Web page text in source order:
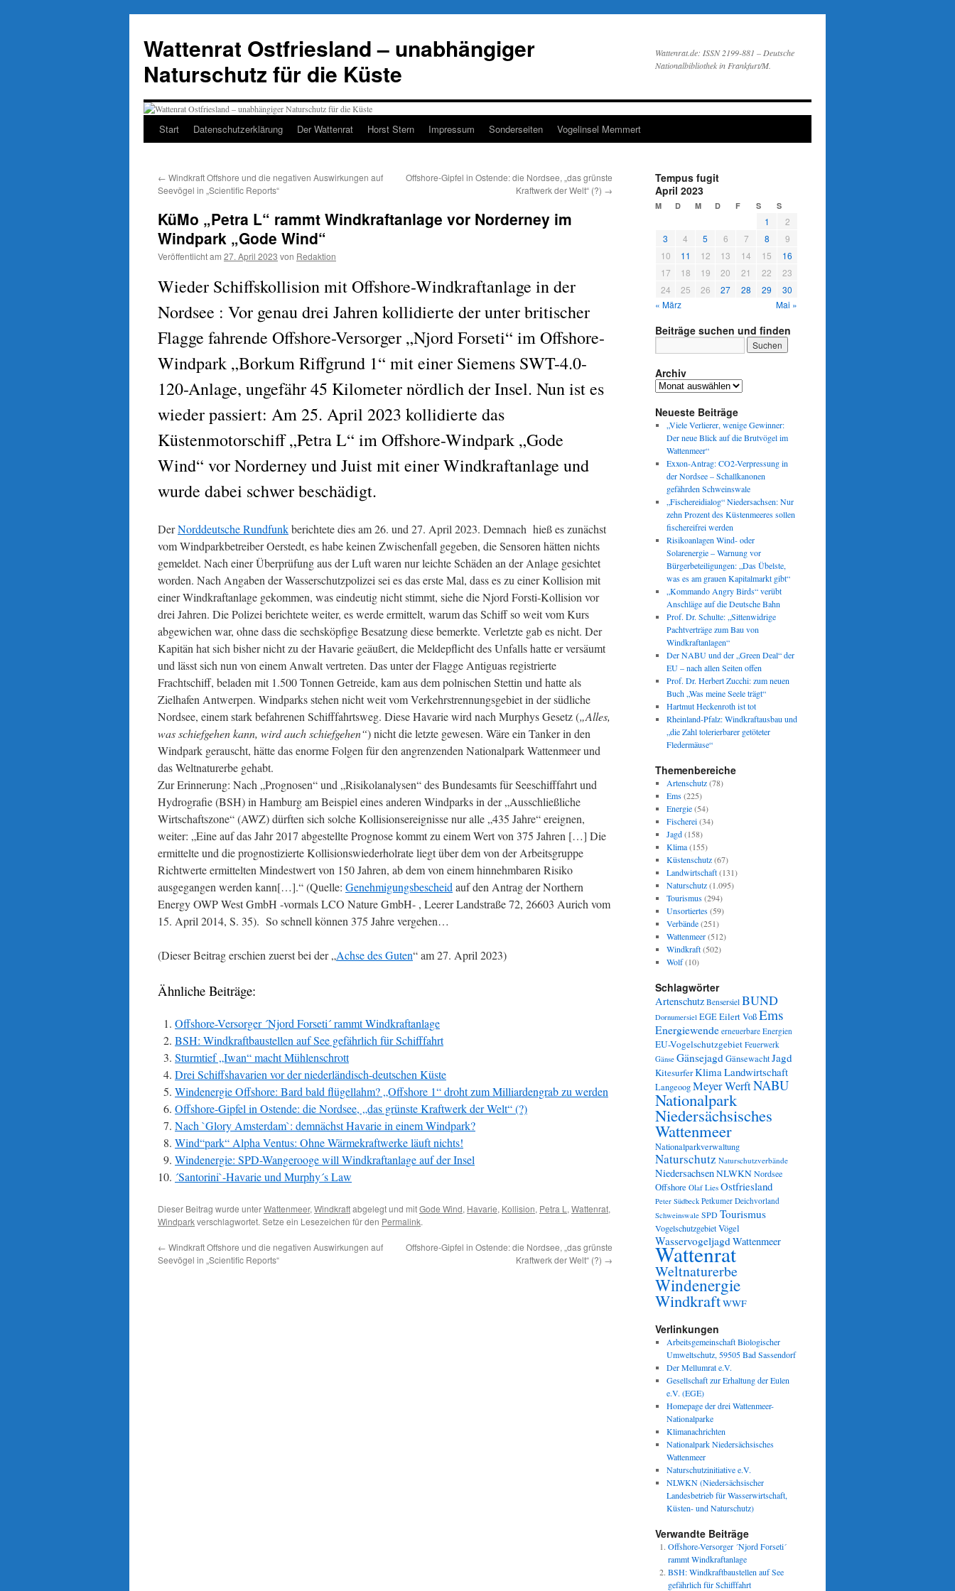
springen
Wattenrat Ostfriesland – unabhängiger
Naturschutz für die Küste
Wattenrat.de: ISSN 2199-881 – Deutsche
Nationalbibliothek in Frankfurt/M.
Start Datenschutzerklärung Der Wattenrat Horst Stern Impressum Sonderseiten Vogelinsel Memmert
← Windkraft Offshore und die negativen Auswirkungen auf
Seevögel in „Scientific Reports“
Offshore-Gipfel in Ostende: die Nordsee, „das grünste
Kraftwerk der Welt“ (?) →
KüMo „Petra L“ rammt Windkraftanlage vor Norderney im
Windpark „Gode Wind“
Veröffentlicht am 27. April 2023 von Redaktion
Wieder Schiffskollision mit Offshore-Windkraftanlage in der
Nordsee : Vor genau drei Jahren kollidierte der unter britischer
Flagge fahrende Offshore-Versorger „Njord Forseti“ im Offshore-
Windpark „Borkum Riffgrund 1“ mit einer Siemens SWT-4.0-
120-Anlage, ungefähr 45 Kilometer nördlich der Insel. Nun ist es
wieder passiert: Am 25. April 2023 kollidierte das
Küstenmotorschiff „Petra L“ im Offshore-Windpark „Gode
Wind“ vor Norderney und Juist mit einer Windkraftanlage und
wurde dabei schwer beschädigt.
DerNorddeutsche Rundfunkberichtete dies am 26. und 27. April 2023. Demnach hieß es zunächst
vom Windparkbetreiber Oerstedt, es habe keinen Zwischenfall gegeben, die Sensoren hätten nichts
gemeldet. Nach einer Überprüfung aus der Luft waren nur leichte Schäden an der Anlage gesichtet
worden. Nach Angaben der Wasserschutzpolizei sei es das erste Mal, dass es zu einer Kollision mit
einer Windkraftanlage gekommen, was eindeutig nicht stimmt, siehe die Njord Forsti-Kollision vor
drei Jahren. Die Polizei berichtete weiter, es werde ermittelt, warum das Schiff so weit vom Kurs
abgewichen war, ohne dass die sechsköpfige Besatzung diese bemerkte. Verletzte gab es nicht. Der
Kapitän hat sich bisher nicht zu der Havarie geäußert, die Meldepflicht des Unfalls hatte er versäumt
und lässt sich nun von einem Anwalt vertreten. Das unter der Flagge Antiguas registrierte
Frachtschiff, beladen mit 1.500 Tonnen Getreide, kam aus dem polnischen Stettin und hatte als
Zielhafen Antwerpen. Windparks stehen nicht weit vom Verkehrstrennungsgebiet in der südliche
Nordsee, einem stark befahrenen Schifffahrtsweg. Diese Havarie wird nach Murphys Gesetz („Alles,
was schiefgehen kann, wird auch schiefgehen“)nicht die letzte gewesen. Wäre ein Tanker in den
Windpark gerauscht, hätte das enorme Folgen für den angrenzenden Nationalpark Wattenmeer und
das Weltnaturerbe gehabt.
Zur Erinnerung: Nach „Prognosen“ und „Risikolanalysen“ des Bundesamts für Seeschifffahrt und
Hydrografie (BSH) in Hamburg am Beispiel eines anderen Windparks in der „Ausschließliche
Wirtschaftszone“ (AWZ) dürften sich solche Kollisionsereignisse nur alle „435 Jahre“ ereignen,
weiter: „Eine auf das Jahr 2017 abgestellte Prognose kommt zu einem Wert von 375 Jahren […] Die
ermittelte und die prognostizierte Kollisionswiederholrate liegt über dem von der Arbeitsgruppe
Richtwerte ermittelten Mindestwert von 150 Jahren, ab dem von einem hinnehmbaren Risiko
ausgegangen werden kann[…].“ (Quelle: Genehmigungsbescheid auf den Antrag der Northern
Energy OWP West GmbH -vormals LCO Nature GmbH- , Leerer Landstraße 72, 26603 Aurich vom
15. April 2014, S. 35). So schnell können 375 Jahre vergehen…
(Dieser Beitrag erschien zuerst bei der „Achse des Guten“ am 27. April 2023)
Ähnliche Beiträge:
Offshore-Versorger ´Njord Forseti´ rammt Windkraftanlage
BSH: Windkraftbaustellen auf See gefährlich für Schifffahrt
Sturmtief „Iwan“ macht Mühlenschrott
Drei Schiffshavarien vor der niederländisch-deutschen Küste
Windenergie Offshore: Bard bald flügellahm? „Offshore 1“ droht zum Milliardengrab zu werden
Offshore-Gipfel in Ostende: die Nordsee, „das grünste Kraftwerk der Welt“ (?)
Nach `Glory Amsterdam`: demnächst Havarie in einem Windpark?
Wind“park“ Alpha Ventus: Ohne Wärmekraftwerke läuft nichts!
Windenergie: SPD-Wangerooge will Windkraftanlage auf der Insel
´Santorini`-Havarie und Murphy´s Law
Dieser Beitrag wurde unterWattenmeer, Windkraftabgelegt und mitGode Wind, Havarie, Kollision, Petra L , Wattenrat,
Windparkverschlagwortet. Setze ein Lesezeichen für den Permalink.
← Windkraft Offshore und die negativen Auswirkungen auf
Seevögel in „Scientific Reports“
Offshore-Gipfel in Ostende: die Nordsee, „das grünste
Kraftwerk der Welt“ (?) →
Tempus fugit
April 2023
M D M D F S S
1
2
3
4 5 6 7 8
9
10
11 12 13 14 15
16
17
18 19 20 21 22
23
24
25 26 27 28 29
30
« März
Mai »
Beiträge suchen und finden
Archiv
Archiv
Neueste Beiträge
„Viele Verlierer, wenige Gewinner:
Der neue Blick auf die Brutvögel im
Wattenmeer“
Exxon-Antrag: CO2-Verpressung in
der Nordsee – Schallkanonen
gefährden Schweinswale
„Fischereidialog“ Niedersachsen: Nur
zehn Prozent des Küstenmeeres sollen
fischereifrei werden
Risikoanlagen Wind- oder
Solarenergie – Warnung vor
Bürgerbeteiligungen: „Das Übelste,
was es am grauen Kapitalmarkt gibt“
„Kommando Angry Birds“ verübt
Anschläge auf die Deutsche Bahn
Prof. Dr. Schulte: „Sittenwidrige
Pachtverträge zum Bau von
Windkraftanlagen“
Der NABU und der „Green Deal“ der
EU – nach allen Seiten offen
Prof. Dr. Herbert Zucchi: zum neuen
Buch „Was meine Seele trägt“
Hartmut Heckenroth ist tot
Rheinland-Pfalz: Windkraftausbau und
„die Zahl tolerierbarer getöteter
Fledermäuse“
Themenbereiche
Artenschutz(78)
Ems(225)
Energie(54)
Fischerei(34)
Jagd(158)
Klima(155)
Küstenschutz(67)
Landwirtschaft(131)
Naturschutz(1.095)
Tourismus(294)
Unsortiertes(59)
Verbände(251)
Wattenmeer(512)
Windkraft(502)
Wolf(10)
Schlagwörter
Artenschutz Bensersiel BUND
Dornumersiel EGEEilert VoßEms
Energiewende erneuerbare Energien
EU-Vogelschutzgebiet Feuerwerk
Gänse GänsejagdGänsewachtJagd
KitesurferKlimaLandwirtschaft
LangeoogMeyer WerftNABU
Nationalpark
Niedersächsisches
Wattenmeer
Nationalparkverwaltung
Naturschutz Naturschutzverbände
NiedersachsenNLWKNNordsee
Offshore Olaf Lies Ostfriesland
Peter Südbeck Petkumer Deichvorland
Schweinswale SPDTourismus
VogelschutzgebietVögel
WasservogeljagdWattenmeer
Wattenrat
Weltnaturerbe
Windenergie
WindkraftWWF
Verlinkungen
Arbeitsgemeinschaft Biologischer
Umweltschutz, 59505 Bad Sassendorf
Der Mellumrat e.V.
Gesellschaft zur Erhaltung der Eulen
e.V. (EGE)
Homepage der drei Wattenmeer-
Nationalparke
Klimanachrichten
Nationalpark Niedersächsisches
Wattenmeer
Naturschutzinitiative e.V.
NLWKN (Niedersächsischer
Landesbetrieb für Wasserwirtschaft,
Küsten- und Naturschutz)
Verwandte Beiträge
Offshore-Versorger ´Njord Forseti´
rammt Windkraftanlage
BSH: Windkraftbaustellen auf See
gefährlich für Schifffahrt